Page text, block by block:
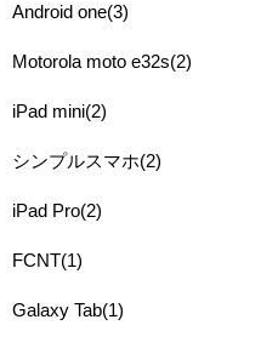
Android one(3)
Motorola moto e32s(2)
iPad mini(2)
シンプルスマホ(2)
iPad Pro(2)
FCNT(1)
Galaxy Tab(1)